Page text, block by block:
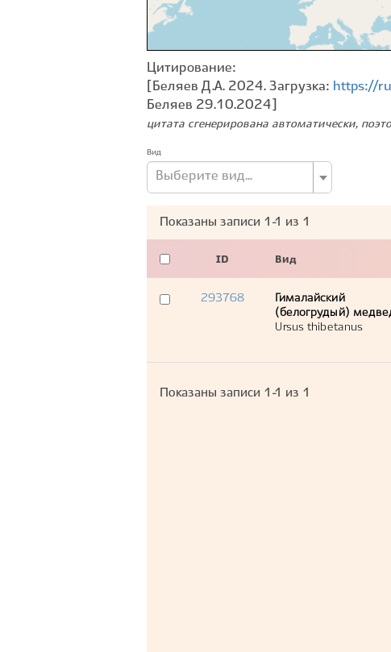
Цитирование:
[Беляев Д.А. 2024. Загрузка: https://
Беляев 29.10.2024]
цитата сгенерирована автоматически,
Вид
Выберите вид...
Показаны записи 1-1 из 1
ID Вид
293768
Гималайский
(белогрудый)
Ursus thibetanus
Показаны записи 1-1 из 1